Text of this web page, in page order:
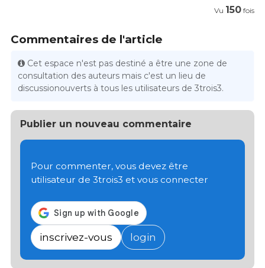
Vu 150 fois
Commentaires de l'article
Cet espace n'est pas destiné a être une zone de
consultation des auteurs mais c'est un lieu de
discussionouverts à tous les utilisateurs de 3trois3.
Publier un nouveau commentaire
Pour commenter, vous devez être
utilisateur de 3trois3 et vous connecter
inscrivez-vous login